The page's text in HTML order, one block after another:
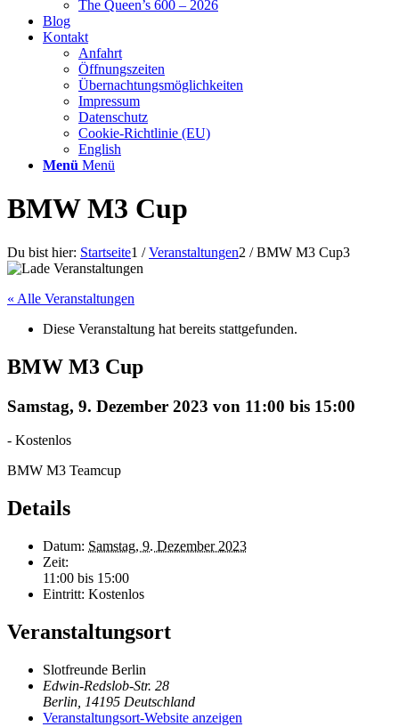
The Queen’s 600 – 2026
Blog
Kontakt
Anfahrt
Öffnungszeiten
Übernachtungsmöglichkeiten
Impressum
Datenschutz
Cookie-Richtlinie (EU)
English
Menü Menü
BMW M3 Cup
Du bist hier: Startseite1 / Veranstaltungen2 / BMW M3 Cup3
« Alle Veranstaltungen
Diese Veranstaltung hat bereits stattgefunden.
BMW M3 Cup
Samstag, 9. Dezember 2023 von 11:00 bis 15:00
- Kostenlos
BMW M3 Teamcup
Details
Datum: Samstag, 9. Dezember 2023
Zeit:
11:00 bis 15:00
Eintritt: Kostenlos
Veranstaltungsort
Slotfreunde Berlin
Edwin-Redslob-Str. 28
Berlin 14195 Deutschland
Veranstaltungsort-Website anzeigen